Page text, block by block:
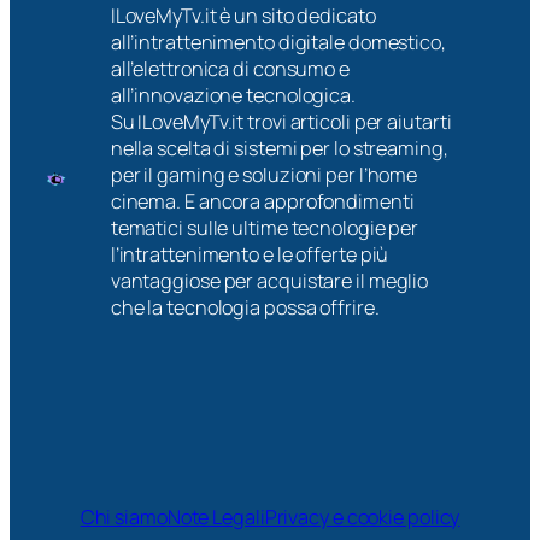
ILoveMyTv.it è un sito dedicato
all’intrattenimento digitale domestico,
all’elettronica di consumo e
all’innovazione tecnologica.
Su ILoveMyTv.it trovi articoli per aiutarti
nella scelta di sistemi per lo streaming,
per il gaming e soluzioni per l’home
cinema. E ancora approfondimenti
tematici sulle ultime tecnologie per
l’intrattenimento e le offerte più
vantaggiose per acquistare il meglio
che la tecnologia possa offrire.
Chi siamoNote LegaliPrivacy e cookie policy